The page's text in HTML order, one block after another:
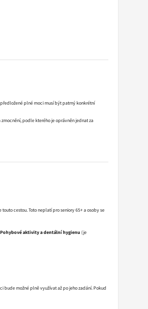
plné moci musí být patrný konkrétní
podle kterého je oprávněn jednat za
cestou. Toto neplatí pro seniory 65+ a osoby se
Pohybové aktivity a dentální hygienu (je
bude možné plně využívat až po jeho zadání. Pokud